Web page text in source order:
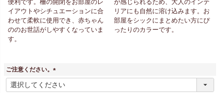
便利です。柵の開閉をお部屋のレ
イアウトやシチュエーションに合
わせて柔軟に使用でき、赤ちゃん
ののお世話がしやすくなっていま
す。
が感じられるため、大人のインテ
リアにも自然に溶け込みます。お
部屋をシックにまとめたい方にぴ
ったりのカラーです。
ご注意ください。
(
必